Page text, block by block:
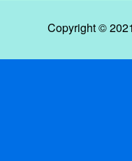
Copyright ©